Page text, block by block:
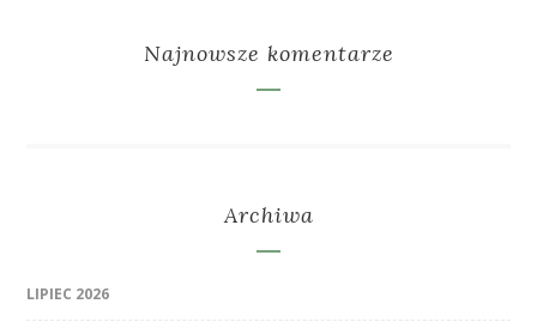
Najnowsze komentarze
Archiwa
LIPIEC 2026